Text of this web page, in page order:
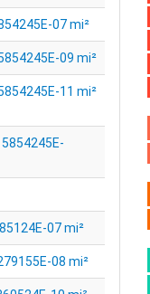
07 mi²
09 mi²
11 mi²
07 mi²
08 mi²